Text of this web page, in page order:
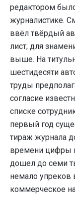
редактором
журналистике.
ввёл твёрдый
лист; для
выше. На
шестидесяти
труды
согласие
списке
первый год
тираж журнала
времени цифры
дошел до семи
немало упреков
коммерческое